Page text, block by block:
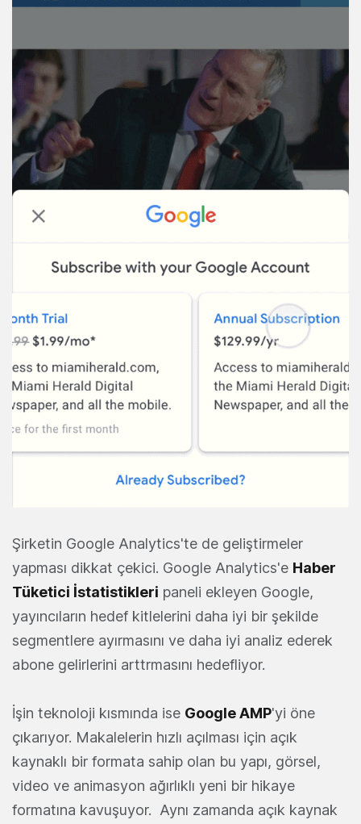
Şirketin Google Analytics'te de geliştirmeler
yapması dikkat çekici. Google Analytics'e Haber
Tüketici İstatistikleri paneli ekleyen Google,
yayıncıların hedef kitlelerini daha iyi bir şekilde
segmentlere ayırmasını ve daha iyi analiz ederek
abone gelirlerini arttrmasını hedefliyor.
İşin teknoloji kısmında ise Google AMP'yi öne
çıkarıyor. Makalelerin hızlı açılması için açık
kaynaklı bir formata sahip olan bu yapı, görsel,
video ve animasyon ağırlıklı yeni bir hikaye
formatına kavuşuyor. Aynı zamanda açık kaynak